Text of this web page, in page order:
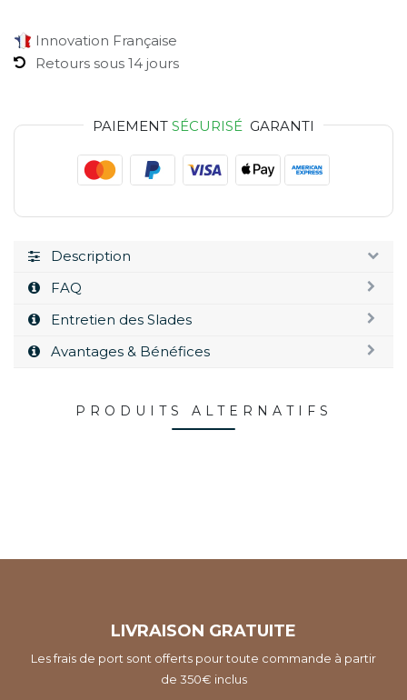
Innovation Française
Retours sous 14 jours
PAIEMENT SÉCURISÉ GARANTI
Description
FAQ
Entretien des Slades
Avantages & Bénéfices
PRODUITS ALTERNATIFS
LIVRAISON GRATUITE
Les frais de port sont offerts pour toute commande à partir
de 350€ inclus